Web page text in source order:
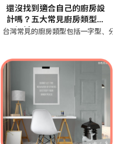
漆到樑柱製造空間延伸感
還沒找到適合自己的廚房設
計嗎？五大常見廚房類型全
面解析
台灣常見的廚房類型包括一字型、分